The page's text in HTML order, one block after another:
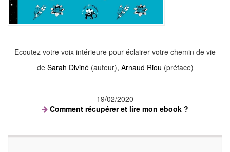
Ecoutez votre voix intérieure pour éclairer votre chemin de vie
de Sarah Diviné(auteur), Arnaud Riou (préface)
19/02/2020
Comment récupérer et lire mon ebook ?